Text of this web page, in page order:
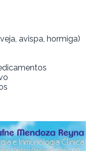
avispa, hormiga)